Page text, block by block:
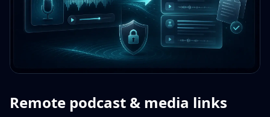
Remote podcast & media links